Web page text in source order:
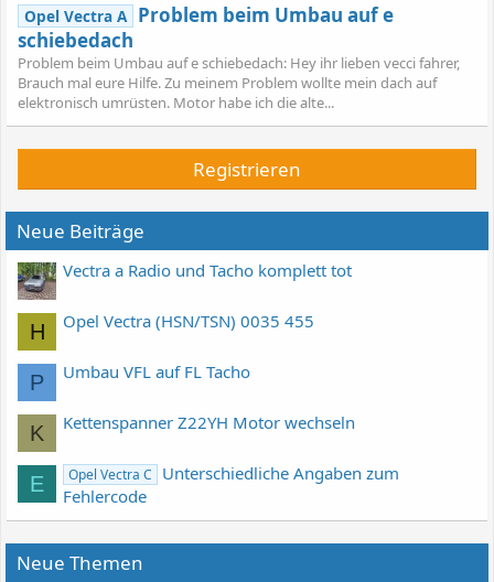
Opel Vectra A Problem beim Umbau auf e
schiebedach
Problem beim Umbau auf e schiebedach: Hey ihr lieben vecci fahrer,
Brauch mal eure Hilfe. Zu meinem Problem wollte mein dach auf
elektronisch umrüsten. Motor habe ich die alte...
Registrieren
Neue Beiträge
Vectra a Radio und Tacho komplett tot
H Opel Vectra (HSN/TSN) 0035 455
P Umbau VFL auf FL Tacho
K Kettenspanner Z22YH Motor wechseln
E Opel Vectra C
Unterschiedliche Angaben zum
Fehlercode
Neue Themen